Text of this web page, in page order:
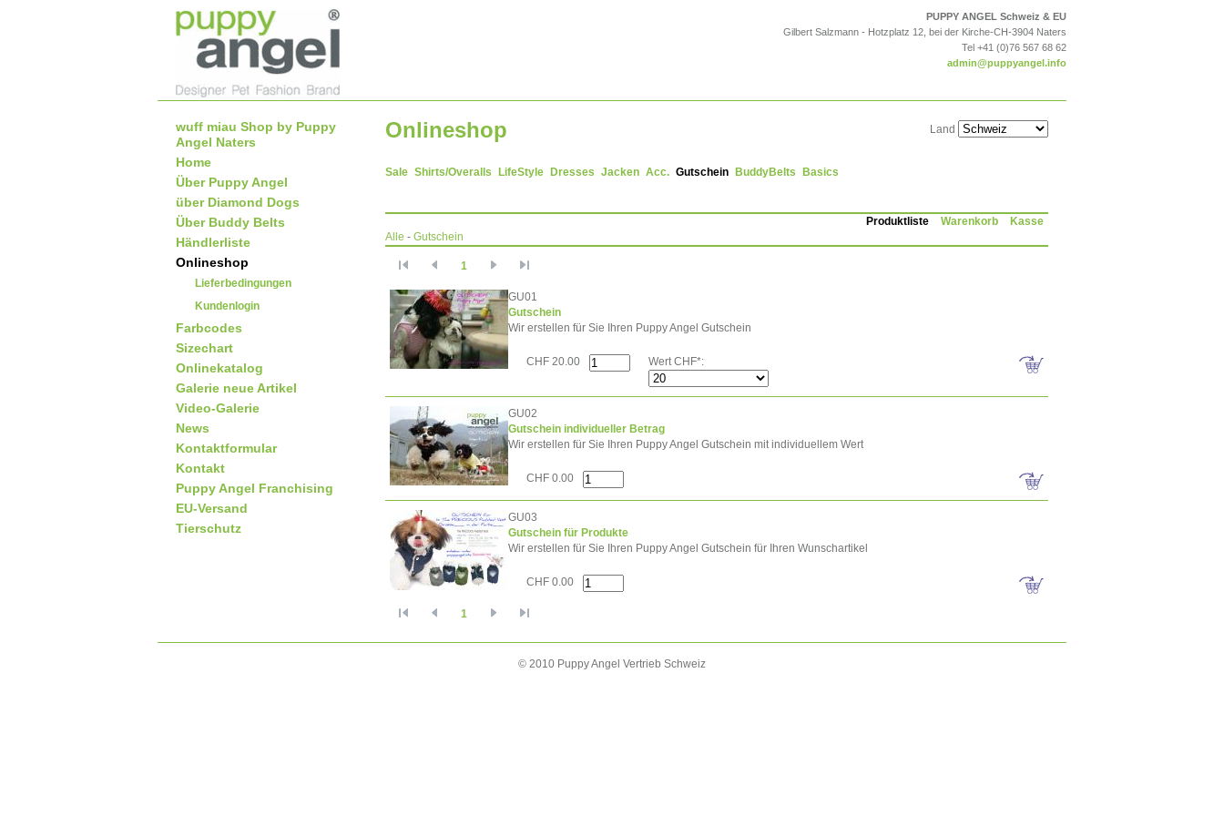
PUPPY ANGEL Schweiz & EU
Gilbert Salzmann - Hotzplatz 12, bei der Kirche-CH-3904 Naters
Tel +41 (0)76 567 68 62
admin@puppyangel.info
wuff miau Shop by Puppy
Angel Naters
Home
Über Puppy Angel
über Diamond Dogs
Über Buddy Belts
Händlerliste
Onlineshop
Lieferbedingungen
Kundenlogin
Farbcodes
Sizechart
Onlinekatalog
Galerie neue Artikel
Video-Galerie
News
Kontaktformular
Kontakt
Puppy Angel Franchising
EU-Versand
Tierschutz
Onlineshop Land
Sale Shirts/Overalls LifeStyle Dresses Jacken Acc. Gutschein BuddyBelts Basics
Produktliste Warenkorb
Kasse
Alle - Gutschein
1
GU01
Gutschein
Wir erstellen für Sie Ihren Puppy Angel Gutschein
CHF 20.00 Wert CHF*:
GU02
Gutschein individueller Betrag
Wir erstellen für Sie Ihren Puppy Angel Gutschein mit individuellem Wert
CHF 0.00
GU03
Gutschein für Produkte
Wir erstellen für Sie Ihren Puppy Angel Gutschein für Ihren Wunschartikel
CHF 0.00
1
© 2010 Puppy Angel Vertrieb Schweiz